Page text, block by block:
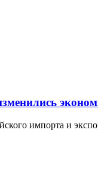
импорта и